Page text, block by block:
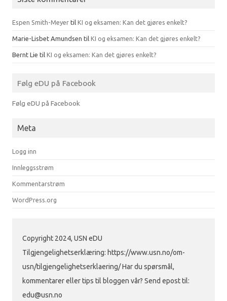
Espen Smith-Meyer til KI og eksamen: Kan det gjøres enkelt?
Marie-Lisbet Amundsen til KI og eksamen: Kan det gjøres enkelt?
Bernt Lie til KI og eksamen: Kan det gjøres enkelt?
Følg eDU på Facebook
Følg eDU på Facebook
Meta
Logg inn
Innleggsstrøm
Kommentarstrøm
WordPress.org
Copyright 2024, USN eDU
Tilgjengelighetserklæring: https://www.usn.no/om-
usn/tilgjengelighetserklaering/ Har du spørsmål,
kommentarer eller tips til bloggen vår? Send epost til:
edu@usn.no